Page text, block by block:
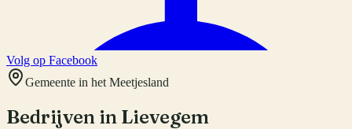
Volg op Facebook
Gemeente in het Meetjesland
Bedrijven in Lievegem